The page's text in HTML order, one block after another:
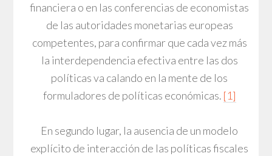
financiera o en las conferencias de economistas
de las autoridades monetarias europeas
competentes, para confirmar que cada vez más
la interdependencia efectiva entre las dos
políticas va calando en la mente de los
formuladores de políticas económicas. [1]
En segundo lugar, la ausencia de un modelo
explícito de interacción de las políticas fiscales